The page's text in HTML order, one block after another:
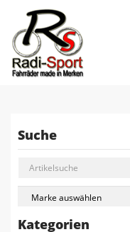
Suche
Kategorien